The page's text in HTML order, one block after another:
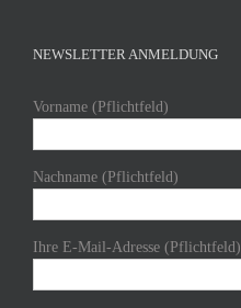
NEWSLETTER ANMELDUNG
Vorname (Pflichtfeld)
Nachname (Pflichtfeld)
Ihre E-Mail-Adresse (Pflichtfeld)